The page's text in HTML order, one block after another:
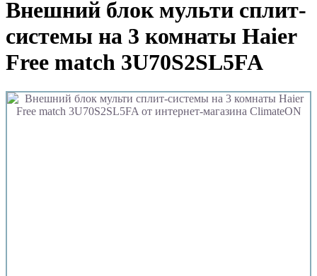
Внешний блок мульти сплит-
системы на 3 комнаты Haier
Free match 3U70S2SL5FA